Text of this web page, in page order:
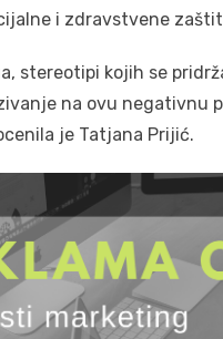
i zdravstvene
stereotipi kojih se
na ovu negativnu
je Tatjana Prijić.